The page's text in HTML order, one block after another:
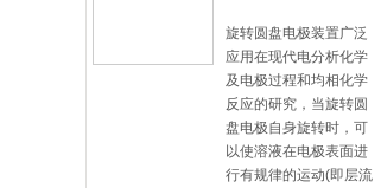
旋转圆盘电极装置广泛
应用在现代电分析化学
及电极过程和均相化学
反应的研究，当旋转圆
盘电极自身旋转时，可
以使溶液在电极表面进
行有规律的运动(即层流